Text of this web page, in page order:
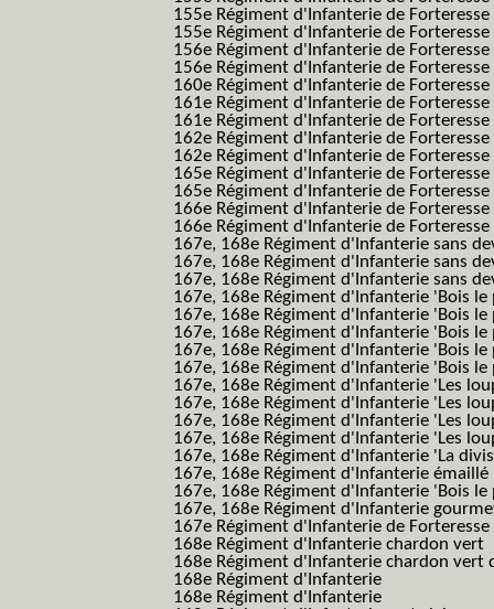
155e Régiment d'Infanterie de
155e Régiment d'Infanterie de
156e Régiment d'Infanterie de Forteresse
156e Régiment d'Infanterie de
160e Régiment d'Infanterie de
161e Régiment d'Infanterie de Forteresse
161e Régiment d'Infanterie de
162e Régiment d'Infanterie de Forteresse
162e Régiment d'Infanterie de
165e Régiment d'Infanterie de Forteresse
165e Régiment d'Infanterie de Forteresse
166e Régiment d'Infanterie de Forteresse
166e Régiment d'Infanterie de Forteresse
167e, 168e Régiment d'Infanterie sans
167e, 168e Régiment d'Infanterie sans
167e, 168e Régiment d'Infanterie sans
167e, 168e Régiment d'Infanterie 'Bois
167e, 168e Régiment d'Infanterie 'Bois
167e, 168e Régiment d'Infanterie 'Bois
167e, 168e Régiment d'Infanterie 'Bois
167e, 168e Régiment d'Infanterie 'Bois
167e, 168e Régiment d'Infanterie 'Les
167e, 168e Régiment d'Infanterie 'Les
167e, 168e Régiment d'Infanterie 'Les
167e, 168e Régiment d'Infanterie 'Les
167e, 168e Régiment d'Infanterie 'La
167e, 168e Régiment d'Infanterie émaillé
167e, 168e Régiment d'Infanterie 'Bois
167e, 168e Régiment d'Infanterie
167e Régiment d'Infanterie de
168e Régiment d'Infanterie chardon vert
168e Régiment d'Infanterie chardon vert
168e Régiment d'Infanterie
168e Régiment d'Infanterie